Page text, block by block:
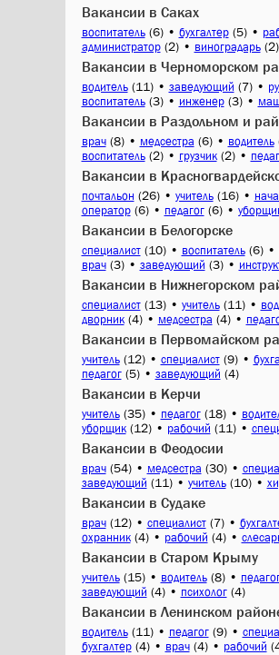
Вакансии в Саках
воспитатель (6)• бухгалтер (5)•
администратор (2)• виноградарь (2)
Вакансии в Черноморском
водитель (11)• заведующий (7)•
воспитатель (3)• инженер (3)•
Вакансии в Раздольном и
врач (8)• медсестра (6)• водитель
воспитатель (2)• грузчик (2)•
Вакансии в
почтальон (26)• учитель (16)•
оператор (6)• педагог (6)•
Вакансии в Белогорске
специалист (10)• воспитатель (6)•
врач (3)• заведующий (3)•
Вакансии в Нижнегорском
специалист (13)• учитель (11)•
дворник (4)• медсестра (4)•
Вакансии в Первомайском
учитель (12)• специалист (9)•
педагог (5)• заведующий (4)
Вакансии в Керчи
учитель (35)• педагог (18)•
уборщик (12)• рабочий (11)•
Вакансии в Феодосии
врач (54)• медсестра (30)•
заведующий (11)• учитель (10)•
Вакансии в Судаке
врач (12)• специалист (7)•
охранник (4)• рабочий (4)•
Вакансии в Старом Крыму
учитель (15)• водитель (8)•
заведующий (4)• психолог (4)
Вакансии в Ленинском
водитель (11)• педагог (9)•
бухгалтер (4)• врач (4)• рабочий